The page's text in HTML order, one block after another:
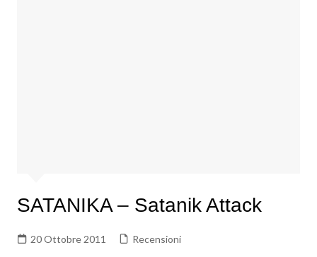
SATANIKA – Satanik Attack
20 Ottobre 2011 Recensioni